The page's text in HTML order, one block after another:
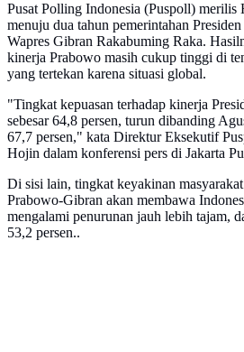
Pusat Polling Indonesia (Puspoll) merilis
menuju dua tahun pemerintahan
Wapres Gibran Rakabuming Raka.
kinerja Prabowo masih cukup tinggi di
yang tertekan karena situasi global.
"Tingkat kepuasan terhadap kinerja
sebesar 64,8 persen, turun dibanding
67,7 persen," kata Direktur Eksekutif
Hojin dalam konferensi pers di Jakarta
Di sisi lain, tingkat keyakinan
Prabowo-Gibran akan membawa
mengalami penurunan jauh lebih tajam,
53,2 persen..